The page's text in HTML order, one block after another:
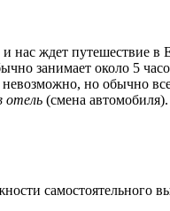
нас ждет путешествие в
занимает около 5
но обычно
отель (смена автомобиля).
самостоятельного